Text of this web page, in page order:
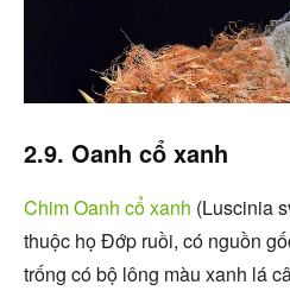
2.9. Oanh cổ xanh
Chim Oanh cổ xanh (Luscinia
thuộc họ Đớp ruồi, có nguồn
trống có bộ lông màu xanh lá